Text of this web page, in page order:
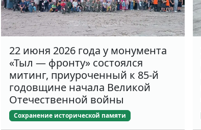
22 июня 2026 года у монумента
«Тыл — фронту» состоялся
митинг, приуроченный к 85-й
годовщине начала Великой
Отечественной войны
Сохранение исторической памяти